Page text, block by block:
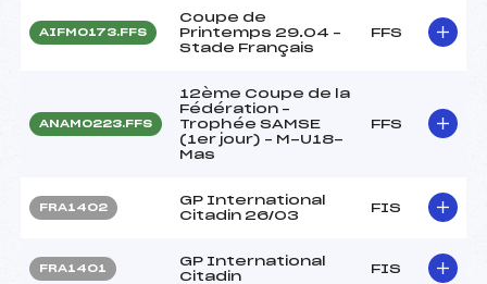
AIFM0173.FFS
Coupe de
Printemps 29.04 –
Stade Français
FFS
ANAM0223.FFS
12ème Coupe de la
Fédération –
Trophée SAMSE
(1er jour) – M-U18-
Mas
FFS
FRA1402
GP International
Citadin 26/03
FIS
FRA1401
GP International
Citadin
FIS